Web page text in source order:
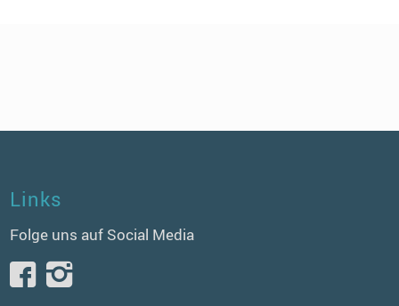
Links
Folge uns auf Social Media